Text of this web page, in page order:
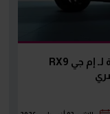
بسعر 1.9 مليون جنيه.. المواصفات الكاملة لـ إم جي RX9